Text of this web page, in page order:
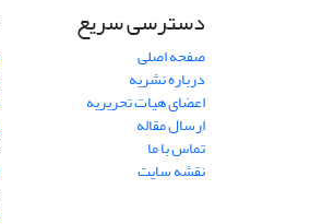
دسترسی سریع
صفحه اصلی
درباره نشریه
اعضای هیات تحریریه
ارسال مقاله
تماس با ما
نقشه سایت